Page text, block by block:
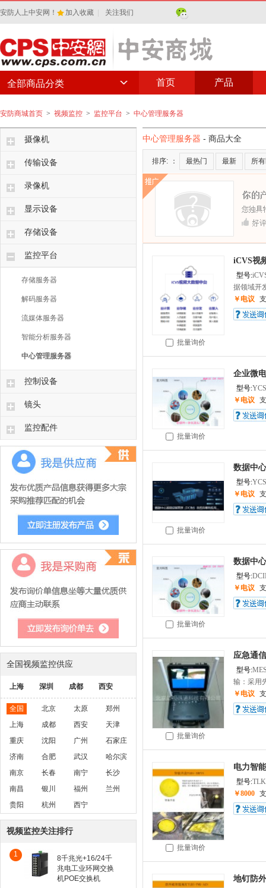
安防人上中安网！ 加入收藏 关注我们
首页 产品
全部商品分类
安防商城首页 > 视频监控 > 监控平台 > 中心管理服务器
摄像机
传输设备
录像机
显示设备
存储设备
监控平台
存储服务器
解码服务器
流媒体服务器
智能分析服务器
中心管理服务器
控制设备
镜头
监控配件
全国视频监控供应
上海 深圳 成都 西安
全国 北京 太原
郑州
上海
成都 西安
天津
重庆
沈阳 广州
石家庄
济南
合肥 武汉
哈尔滨
南京
长春 南宁
长沙
南昌
银川 福州
兰州
贵阳
杭州 西宁
视频监控关注排行
1
8千兆光+16/24千
兆电工业环网交换
机POE交换机
中心管理服务器 - 商品大全
排序: ： 最热门 最新 所
批量询价
iCVS视
型号:
据领域开
￥电议
批量询价
企业微
型号:
￥电议
批量询价
数据中
型号:
￥电议
批量询价
数据中
型号:
￥电议
批量询价
应急通
型号:
输：采用
￥电议
批量询价
电力智
型号:
￥8000
地钉防